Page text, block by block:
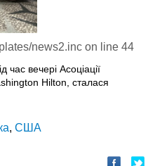
news2.inc on line 44
час вечері Асоціації
Hilton, сталася
, США